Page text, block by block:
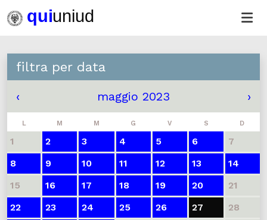
filtra per data
‹ maggio 2023 ›
L M M G V S D
1 2 3 4 5 6
7
8
9 10 11 12 13
14
15
16 17 18 19 20
21
22
23 24 25 26 27
28